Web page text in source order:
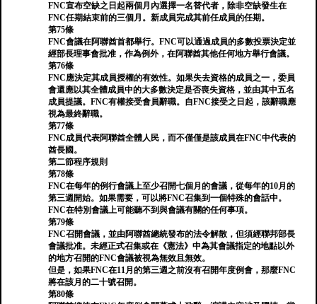
FNC宣布空缺之日起兩個月內選擇一名替代者，除非空缺發生在
FNC任期結束前的三個月。新成員完成其前任成員的任期。
第75條
FNC會議在阿聯酋首都舉行。FNC可以通過成員的多數投票決定並
經部長理事會批准，作為例外，在阿聯酋其他任何地方舉行會議。
第76條
FNC應決定其成員授權的有效性。如果失去資格的成員之一，委員
會還應以其全體成員中的大多數決定是否喪失資格，並由其中五名
成員提議。FNC有權接受會員辭職。自FNC接受之日起，該辭職應
視為最終辭職。
第77條
FNC成員代表阿聯酋全體人民，而不僅僅是該成員在FNC中代表的
酋長國。
第二節程序規則
第78條
FNC在每年的例行會議上至少召開七個月的會議，從每年的10月的
第三週開始。如果需要，可以將FNC召集到一個特殊的會話中。
FNC在特別會議上可能聽不到與會議有關的任何事項。
第79條
FNC召開會議，並由阿聯酋總統發布的法令解散，但須經聯邦部長
會議批准。未經正式召集或在《憲法》中為其會議指定的地點以外
的地方召開的FNC會議被視為無效且無效。
但是，如果FNC在11月的第三週之前沒有召開年度例會，那麼FNC
將在該月的二十號召開。
第80條